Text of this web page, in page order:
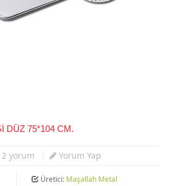
DÜZ 75*104 CM.
2 yorum Yorum Yap
Üretici: Maşallah Metal